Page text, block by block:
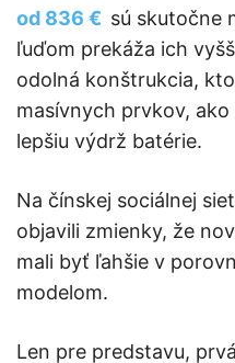
od 836 € sú skutočne
ľuďom prekáža ich
odolná konštrukcia,
masívnych prvkov,
lepšiu výdrž batérie.
Na čínskej sociálnej
objavili zmienky, že
mali byť ľahšie v
modelom.
Len pre predstavu,